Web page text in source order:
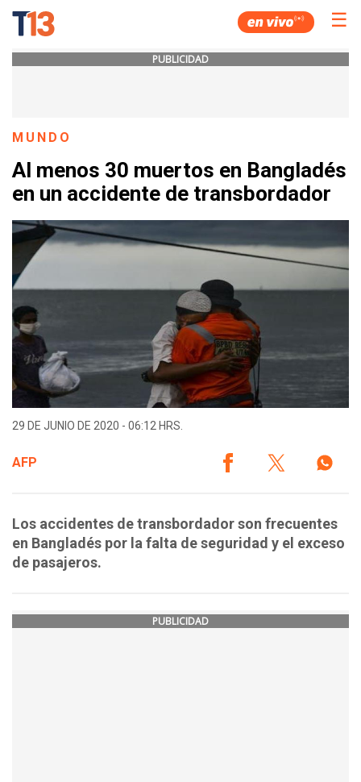
☰
PUBLICIDAD
MUNDO
Al menos 30 muertos en Bangladés
en un accidente de transbordador
29 DE JUNIO DE 2020 - 06:12 HRS.
AFP
Los accidentes de transbordador son frecuentes
en Bangladés por la falta de seguridad y el exceso
de pasajeros.
PUBLICIDAD